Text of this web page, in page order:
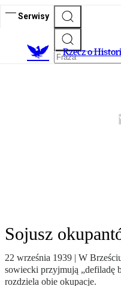
Serwisy
Rzecz o
Sojusz
22 września 1939 | W
sowiecki przyjmują „defiladę
rozdziela obie okupacje.